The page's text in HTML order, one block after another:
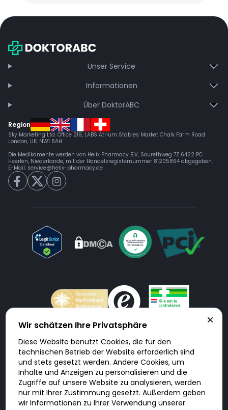
Unser Service
Informationen
Über DoktorABC
Region
Sky Marketing Ltd. Office 219, LABS Atrium Stables Market Chalk Farm Road
London, UK, NW1 8AH
Die Medikamente werden von Helix Pharmacy B.V, Sourethweg 7Z 6422 PC
Heerlen, Niederlande, mit der Handelsregisternummer 81205864 abgegeben.
E-Mail: service@helix-pharmacy.de
Doktorabc.com ist eine Vermittlungsplattform. Doktorabc ist ausdrücklich
keine Internetapotheke. Doktorabc bietet keine Medikamente oder
sonstige Produkte an oder liefert diese. Jegliche Informationen zu
Produkten, Medikamenten und Preisen auf der Internetseite beinhalten
kein Angebot von Doktorabc an Sie. Für die Einhaltung der in Ihrem Land
geltenden Gesetze und sonstigen Rechtsvorschriften sind Sie als Nutzer
selbst verantwortlich. Die Nutzung unseres Services auf Doktorabc durch
Sie erfolgt auf eigenes Risiko und in eigener Verantwortung. Sie erklären,
diese Internetseite aus eigener Initiative zu besuchen und zu nutzen.
Wir schätzen Ihre Privatsphäre
Diese Website benutzt Cookies, die für den
technischen Betrieb der Website erforderlich sind
und stets gesetzt werden. Andere Cookies, um
Inhalte und Anzeigen zu personalisieren und die
Zugriffe auf unsere Website zu analysieren, werden
nur mit Ihrer Zustimmung gesetzt. Außerdem geben
wir Informationen zu Ihrer Verwendung unserer